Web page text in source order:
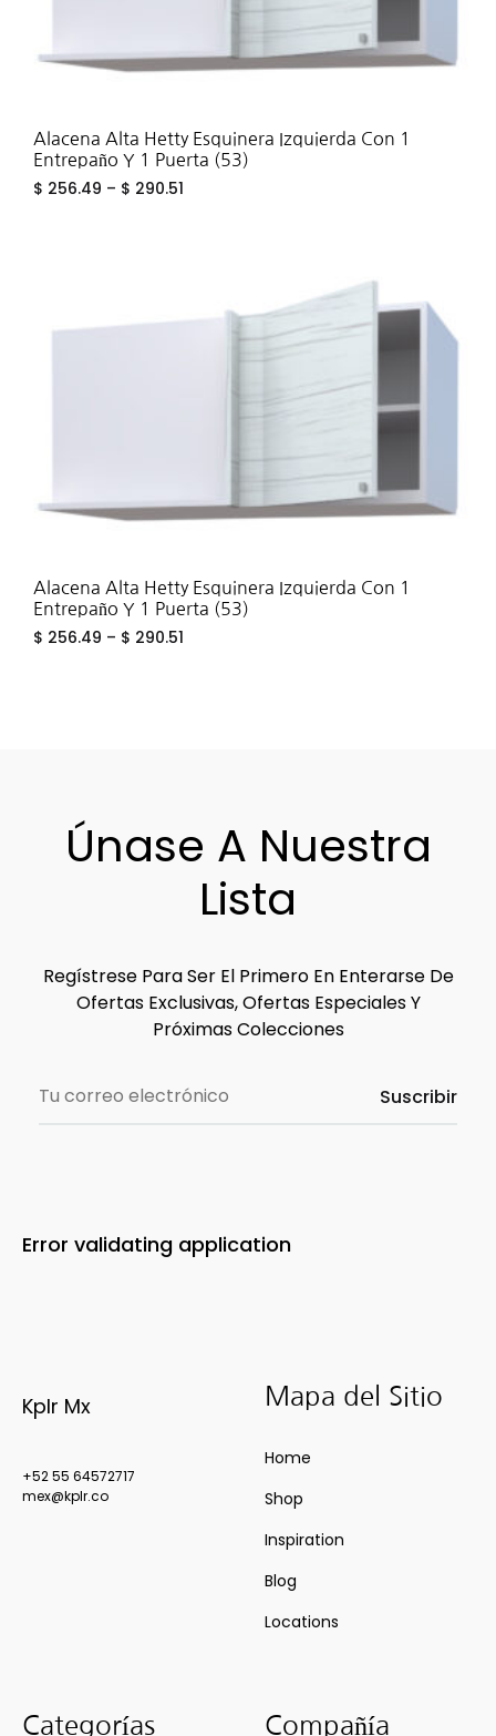
Alacena Alta Hetty Esquinera Izquierda Con 1
Entrepaño Y 1 Puerta (53)
$ 256.49 – $ 290.51
Alacena Alta Hetty Esquinera Izquierda Con 1
Entrepaño Y 1 Puerta (53)
$ 256.49 – $ 290.51
Únase A Nuestra
Lista
Regístrese Para Ser El Primero En Enterarse De
Ofertas Exclusivas, Ofertas Especiales Y
Próximas Colecciones
Error validating application
Kplr Mx
+52 55 64572717
mex@kplr.co
Mapa del Sitio
Home
Shop
Inspiration
Blog
Locations
Categorías Compañía